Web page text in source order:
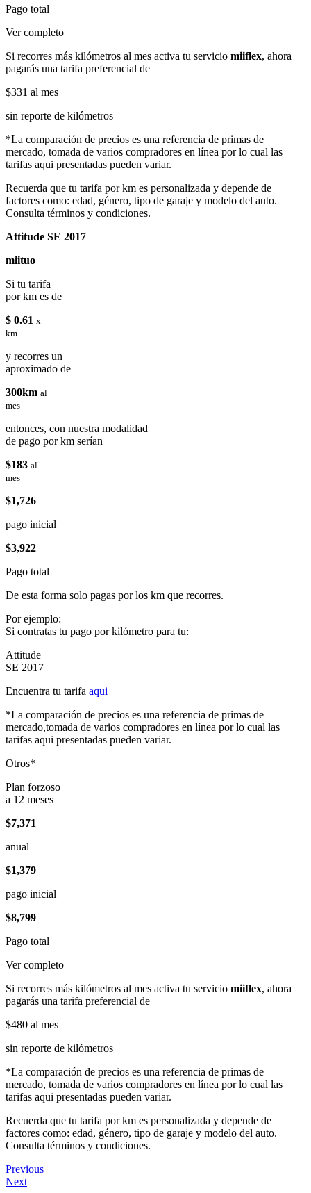
Pago total
Ver completo
Si recorres más kilómetros al mes activa tu servicio miiflex, ahora
pagarás una tarifa preferencial de
$331 al mes
sin reporte de kilómetros
*La comparación de precios es una referencia de primas de
mercado, tomada de varios compradores en línea por lo cual las
tarifas aqui presentadas pueden variar.
Recuerda que tu tarifa por km es personalizada y depende de
factores como: edad, género, tipo de garaje y modelo del auto.
Consulta términos y condiciones.
Attitude SE 2017
miituo
Si tu tarifa
por km es de
$ 0.61 x
km
y recorres un
aproximado de
300km al
mes
entonces, con nuestra modalidad
de pago por km serían
$183 al
mes
$1,726
pago inicial
$3,922
Pago total
De esta forma solo pagas por los km que recorres.
Por ejemplo:
Si contratas tu pago por kilómetro para tu:
Attitude
SE 2017
Encuentra tu tarifa aqui
*La comparación de precios es una referencia de primas de
mercado,tomada de varios compradores en línea por lo cual las
tarifas aqui presentadas pueden variar.
Otros*
Plan forzoso
a 12 meses
$7,371
anual
$1,379
pago inicial
$8,799
Pago total
Ver completo
Si recorres más kilómetros al mes activa tu servicio miiflex, ahora
pagarás una tarifa preferencial de
$480 al mes
sin reporte de kilómetros
*La comparación de precios es una referencia de primas de
mercado, tomada de varios compradores en línea por lo cual las
tarifas aqui presentadas pueden variar.
Recuerda que tu tarifa por km es personalizada y depende de
factores como: edad, género, tipo de garaje y modelo del auto.
Consulta términos y condiciones.
Previous
Next